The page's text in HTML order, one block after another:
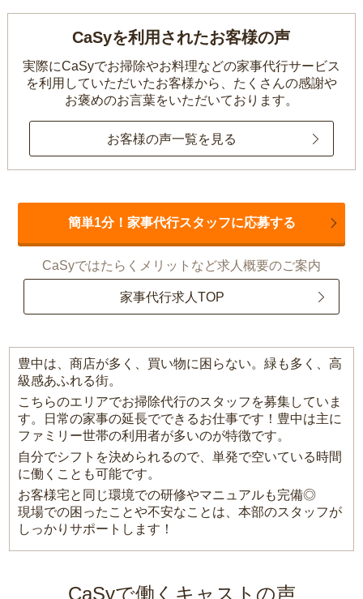
CaSyを利用されたお客様の声
実際にCaSyでお掃除やお料理などの家事代行サービス
を利用していただいたお客様から、 たくさんの感謝や
お褒めのお言葉をいただいております。
お客様の声一覧を見る
簡単1分！家事代行スタッフに応募する
CaSyではたらくメリットなど求人概要のご案内
家事代行求人TOP
豊中は、商店が多く、買い物に困らない。緑も多く、高
級感あふれる街。
こちらのエリアでお掃除代行のスタッフを募集していま
す。日常の家事の延長でできるお仕事です！豊中は主に
ファミリー世帯の利用者が多いのが特徴です。
自分でシフトを決められるので、単発で空いている時間
に働くことも可能です。
お客様宅と同じ環境での研修やマニュアルも完備◎
現場での困ったことや不安なことは、本部のスタッフが
しっかりサポートします！
CaSyで働くキャストの声